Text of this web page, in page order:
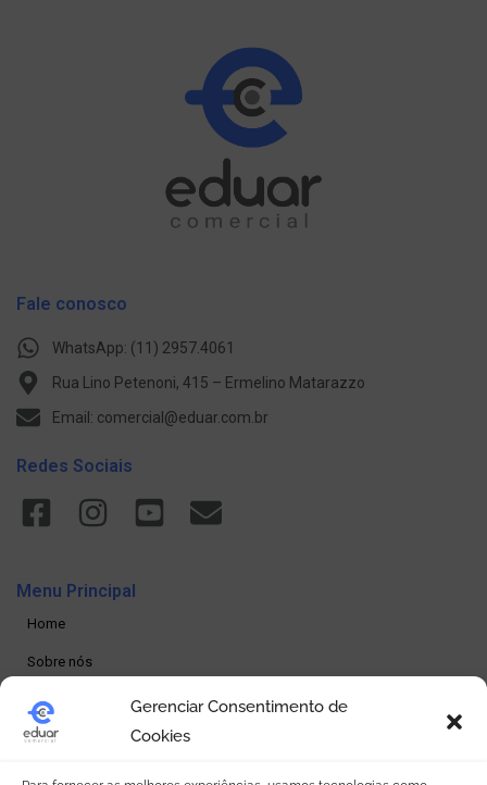
Gerenciar Consentimento de
Cookies
Fale conosco
WhatsApp: (11) 2957.4061
Rua Lino Petenoni, 415 – Ermelino Matarazzo
Email: comercial@eduar.com.br
Redes Sociais
Menu Principal
Home
Sobre nós
Produtos
Loja online